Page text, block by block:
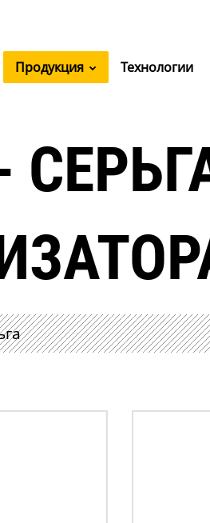
Продукция Технологии